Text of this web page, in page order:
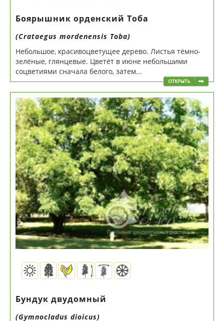
Боярышник орденский Тоба
(Crataegus mordenensis Toba)
Небольшое, красивоцветущее дерево. Листья тёмно-
зелёные, глянцевые. Цветёт в июне небольшими
соцветиями сначала белого, затем...
Бундук двудомный
(Gymnocladus dioicus)